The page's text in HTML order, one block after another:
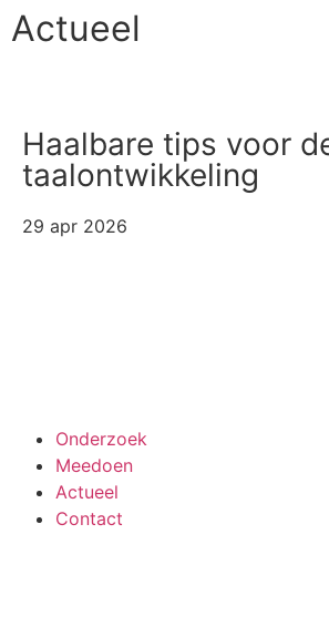
Actueel
Haalbare tips voor
taalontwikkeling
29 apr 2026
Onderzoek
Meedoen
Actueel
Contact